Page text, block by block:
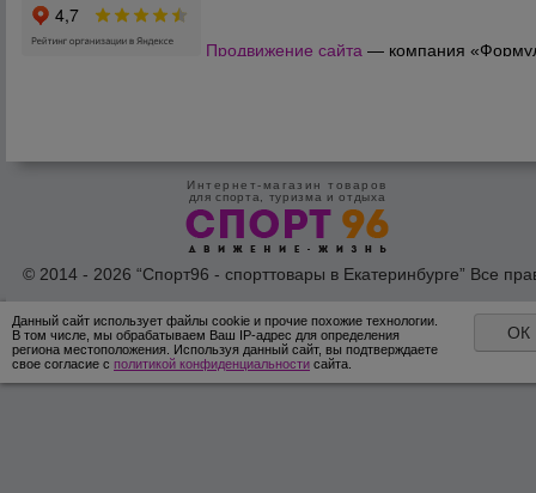
Продвижение сайта — компания
Интернет-магазин товаров
для спорта, туризма и отдыха
© 2014 - 2026 “Спорт96 - спорттовары в Екатеринбурге” Все
Данный сайт использует файлы cookie и прочие похожие технологии.
В том числе, мы обрабатываем Ваш IP-адрес для определения
региона местоположения. Используя данный сайт, вы подтверждаете
свое согласие с политикой конфиденциальности сайта.
ОК